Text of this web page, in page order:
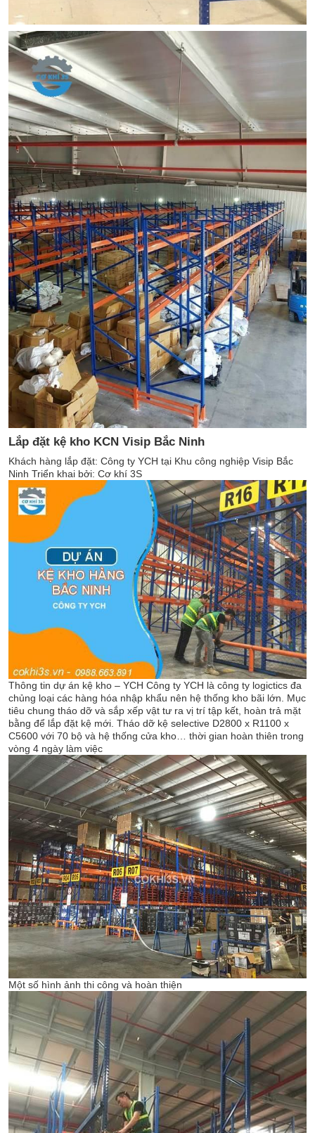
Lắp đặt kệ kho KCN Visip Bắc Ninh
Khách hàng lắp đặt: Công ty YCH tại Khu công nghiệp Visip Bắc
Ninh Triển khai bởi: Cơ khí 3S
Thông tin dự án kệ kho – YCH Công ty YCH là công ty logictics đa
chủng loại các hàng hóa nhập khẩu nên hệ thống kho bãi lớn. Mục
tiêu chung tháo dỡ và sắp xếp vật tư ra vị trí tập kết, hoàn trả mặt
bằng để lắp đặt kệ mới. Tháo dỡ kệ selective D2800 x R1100 x
C5600 với 70 bộ và hệ thống cửa kho… thời gian hoàn thiên trong
vòng 4 ngày làm việc
Một số hình ảnh thi công và hoàn thiện